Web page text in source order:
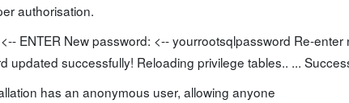
authorisation.
ENTER New password: <-- yourrootsqlpassword Re-
updated successfully! Reloading privilege tables.. ...
has an anonymous user, allowing anyone